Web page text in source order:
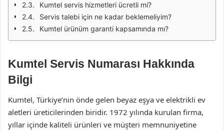
Kumtel servis hizmetleri ücretli mi?
Servis talebi için ne kadar beklemeliyim?
Kumtel ürünüm garanti kapsamında mı?
Kumtel Servis Numarası Hakkında
Bilgi
Kumtel, Türkiye’nin önde gelen beyaz eşya ve elektrikli ev
aletleri üreticilerinden biridir. 1972 yılında kurulan firma,
yıllar içinde kaliteli ürünleri ve müşteri memnuniyetine